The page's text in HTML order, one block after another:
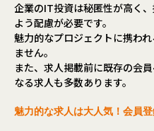
企業のIT投資は秘匿性が高く
よう配慮が必要です。
魅力的なプロジェクトに携わ
ません。
また、求人掲載前に既存の会
なる求人も多数あります。
魅力的な求人は大人気！会員